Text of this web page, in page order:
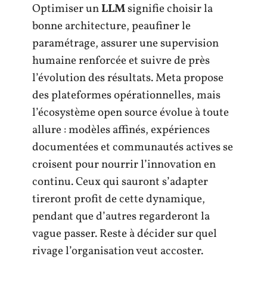
Optimiser unLLMsignifie choisir la
bonne architecture, peaufiner le
paramétrage, assurer une supervision
humaine renforcée et suivre de près
l’évolution des résultats. Meta propose
des plateformes opérationnelles, mais
l’écosystème open source évolue à toute
allure : modèles affinés, expériences
documentées et communautés actives se
croisent pour nourrir l’innovation en
continu. Ceux qui sauront s’adapter
tireront profit de cette dynamique,
pendant que d’autres regarderont la
vague passer. Reste à décider sur quel
rivage l’organisation veut accoster.